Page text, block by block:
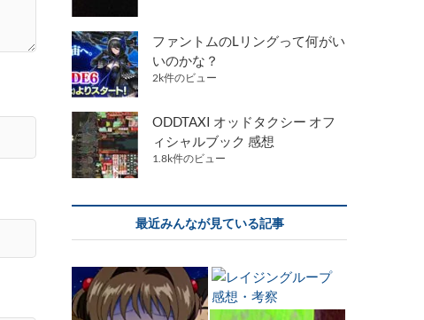
ファントムのLリングって何がい
いのかな？
2k件のビュー
ODDTAXI オッドタクシー オフ
ィシャルブック 感想
1.8k件のビュー
最近みんなが見ている記事